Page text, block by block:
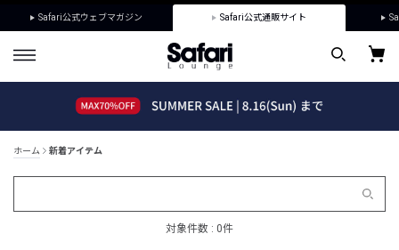
Safari公式ウェブマガジン Safari公式通販サイト
ホーム 新着アイテム
対象件数 : 0件